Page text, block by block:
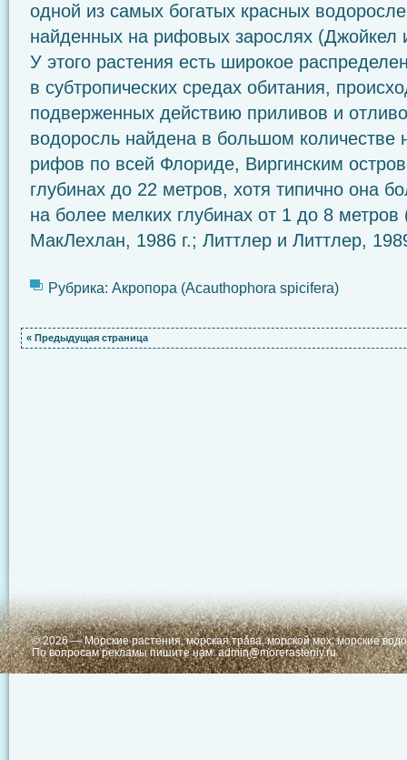
одной из самых богатых красных
найденных на рифовых зарослях (Джойкел
У этого растения есть широкое
в субтропических средах обитания,
подверженных действию приливов и
водоросль найдена в большом количестве
рифов по всей Флориде, Виргинским
глубинах до 22 метров, хотя типично она
на более мелких глубинах от 1 до 8 метров
МакЛехлан, 1986 г.; Литтлер и Литтлер,
Рубрика: Акропора (Acauthophora spicifera)
« Предыдущая страница
© 2026 —Морские растения, морская трава, морской мох, морские
По вопросам рекламы пишите нам:admin@morerasteniy.ru